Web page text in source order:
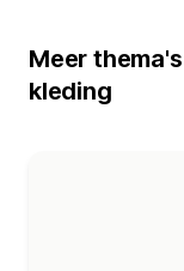
Meer
kleding